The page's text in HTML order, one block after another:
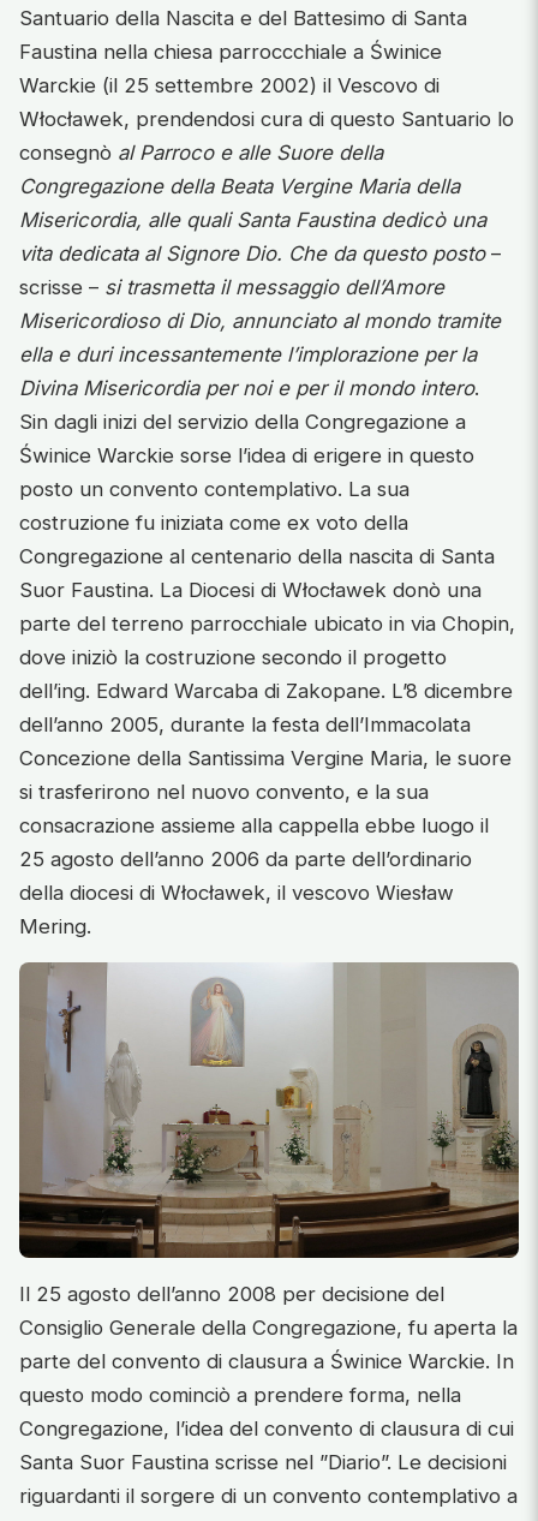
Santuario della Nascita e del Battesimo di Santa
Faustina nella chiesa parroccchiale a Świnice
Warckie (il 25 settembre 2002) il Vescovo di
Włocławek, prendendosi cura di questo Santuario lo
consegnò al Parroco e alle Suore della
Congregazione della Beata Vergine Maria della
Misericordia, alle quali Santa Faustina dedicò una
vita dedicata al Signore Dio. Che da questo posto –
scrisse – si trasmetta il messaggio dell’Amore
Misericordioso di Dio, annunciato al mondo tramite
ella e duri incessantemente l’implorazione per la
Divina Misericordia per noi e per il mondo intero.
Sin dagli inizi del servizio della Congregazione a
Świnice Warckie sorse l’idea di erigere in questo
posto un convento contemplativo. La sua
costruzione fu iniziata come ex voto della
Congregazione al centenario della nascita di Santa
Suor Faustina. La Diocesi di Włocławek donò una
parte del terreno parrocchiale ubicato in via Chopin,
dove iniziò la costruzione secondo il progetto
dell’ing. Edward Warcaba di Zakopane. L’8 dicembre
dell’anno 2005, durante la festa dell’Immacolata
Concezione della Santissima Vergine Maria, le suore
si trasferirono nel nuovo convento, e la sua
consacrazione assieme alla cappella ebbe luogo il
25 agosto dell’anno 2006 da parte dell’ordinario
della diocesi di Włocławek, il vescovo Wiesław
Mering.
Il 25 agosto dell’anno 2008 per decisione del
Consiglio Generale della Congregazione, fu aperta la
parte del convento di clausura a Świnice Warckie. In
questo modo cominciò a prendere forma, nella
Congregazione, l’idea del convento di clausura di cui
Santa Suor Faustina scrisse nel ”Diario”. Le decisioni
riguardanti il sorgere di un convento contemplativo a